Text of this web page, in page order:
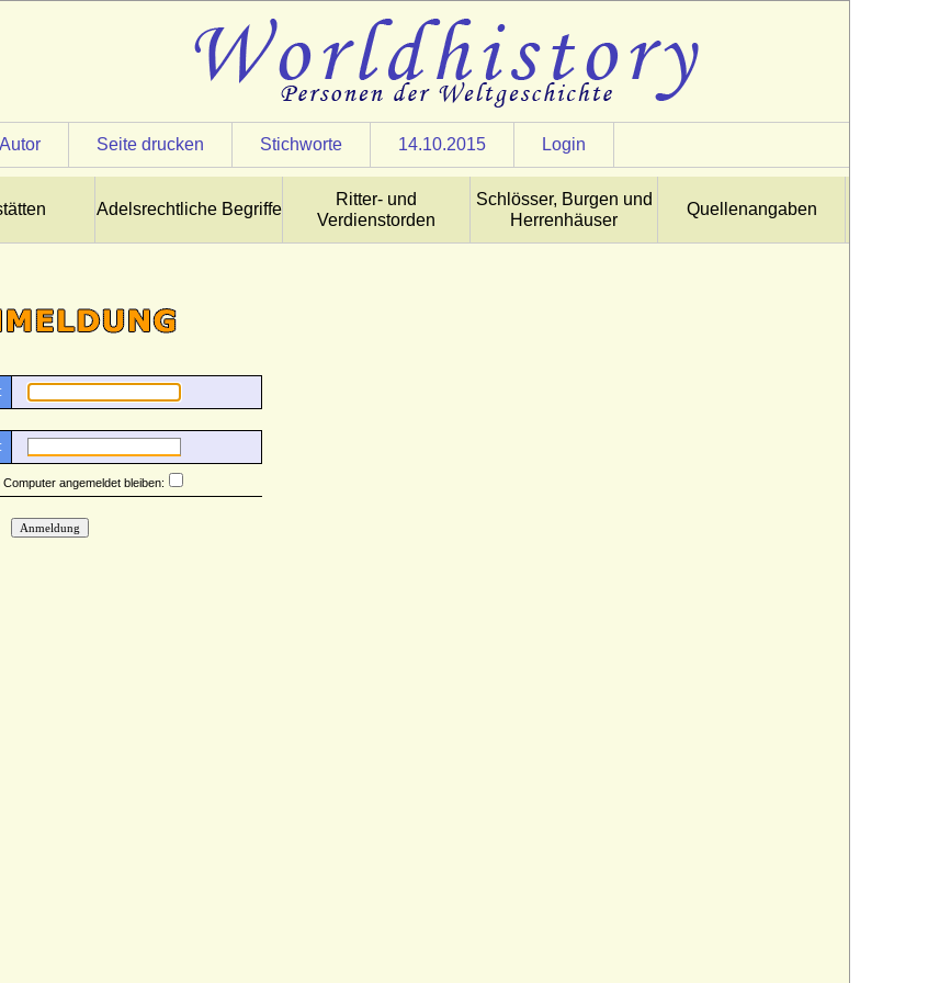
Seite drucken Stichworte 14.10.2015 Login
Adelsrechtliche Begriffe
Ritter- und
Verdienstorden
Schlösser, Burgen und
Herrenhäuser
Quellenangaben